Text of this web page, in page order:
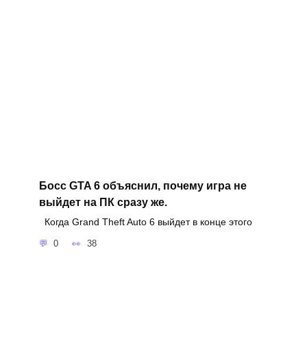
Босс GTA 6 объяснил, почему игра не
выйдет на ПК сразу же.
Когда Grand Theft Auto 6 выйдет в конце этого
0 38